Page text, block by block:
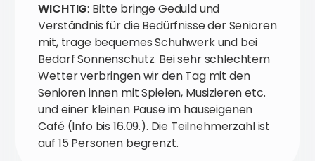
WICHTIG: Bitte bringe Geduld und
Verständnis für die Bedürfnisse der Senioren
mit, trage bequemes Schuhwerk und bei
Bedarf Sonnenschutz. Bei sehr schlechtem
Wetter verbringen wir den Tag mit den
Senioren innen mit Spielen, Musizieren etc.
und einer kleinen Pause im hauseigenen
Café (Info bis 16.09.). Die Teilnehmerzahl ist
auf 15 Personen begrenzt.